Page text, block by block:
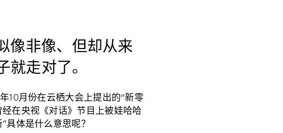
像非像、但却从来
就走对了。
10月份在云栖大会上提出的“新零
在央视《对话》节目上被娃哈哈
具体是什么意思呢？